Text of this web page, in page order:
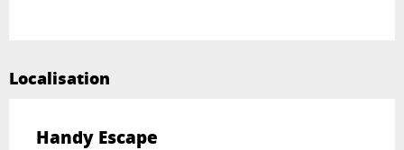
Localisation
Handy Escape